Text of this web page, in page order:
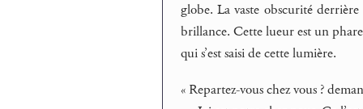
globe. La vaste obscurité
brillance. Cette lueur est un
qui s’est saisi de cette lumière.
« Repartez-vous chez vous ?